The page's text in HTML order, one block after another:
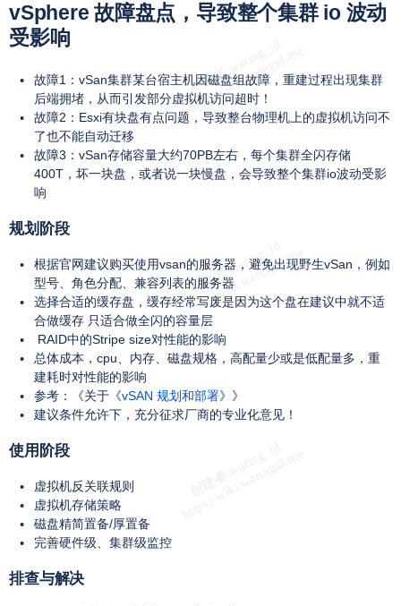
vSphere 故障盘点，导致整个集群 io 波动
受影响
故障1：vSan集群某台宿主机因磁盘组故障，重建过程出现集群
后端拥堵，从而引发部分虚拟机访问超时！
故障2：Esxi有块盘有点问题，导致整台物理机上的虚拟机访问不
了也不能自动迁移
故障3：vSan存储容量大约70PB左右，每个集群全闪存储
400T，坏一块盘，或者说一块慢盘，会导致整个集群io波动受影
响
规划阶段
根据官网建议购买使用vsan的服务器，避免出现野生vSan，例如
型号、角色分配、兼容列表的服务器
选择合适的缓存盘，缓存经常写废是因为这个盘在建议中就不适
合做缓存 只适合做全闪的容量层
RAID中的Stripe size对性能的影响
总体成本，cpu、内存、磁盘规格，高配量少或是低配量多，重
建耗时对性能的影响
参考：《关于《vSAN 规划和部署》》
建议条件允许下，充分征求厂商的专业化意见！
使用阶段
虚拟机反关联规则
虚拟机存储策略
磁盘精简置备/厚置备
完善硬件级、集群级监控
排查与解决